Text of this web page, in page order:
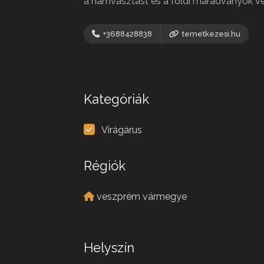
+3688428838 temetkezesi.hu
Kategóriák
Virágárus
Régiók
veszprém vármegye
Helyszín